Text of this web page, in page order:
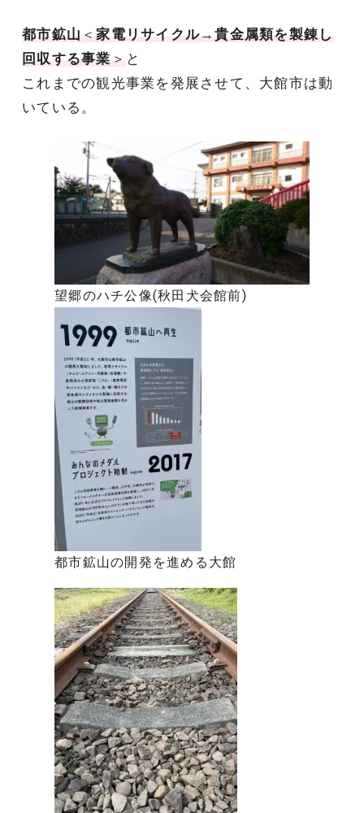
都市鉱山 ＜家電リサイクル→貴金属類を製錬し
回収する事業 ＞ と
これまでの観光事業を発展させて、大館市は動
いている。
望郷のハチ公像(秋田犬会館前)
都市鉱山の開発を進める大館